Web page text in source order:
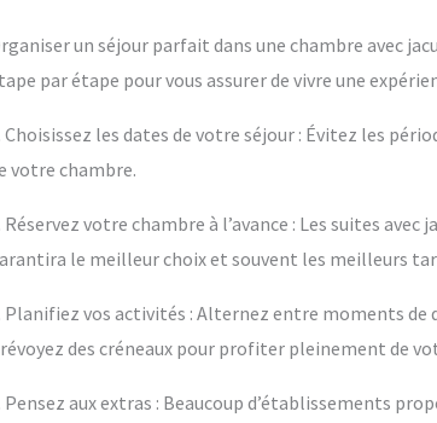
un séjour parfait dans une chambre avec
par étape pour vous assurer de vivre une
Choisissez les dates de votre séjour : Évitez les
votre chambre.
Réservez votre chambre à l’avance : Les suites
le meilleur choix et souvent les meilleurs
Planifiez vos activités : Alternez entre moments
des créneaux pour profiter pleinement de
Pensez aux extras : Beaucoup d’établissements